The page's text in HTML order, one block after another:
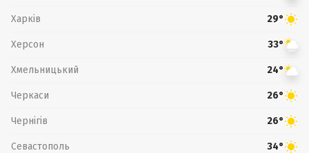
Харків 29°
Херсон 33°
Хмельницький 24°
Черкаси 26°
Чернігів 26°
Севастополь 34°